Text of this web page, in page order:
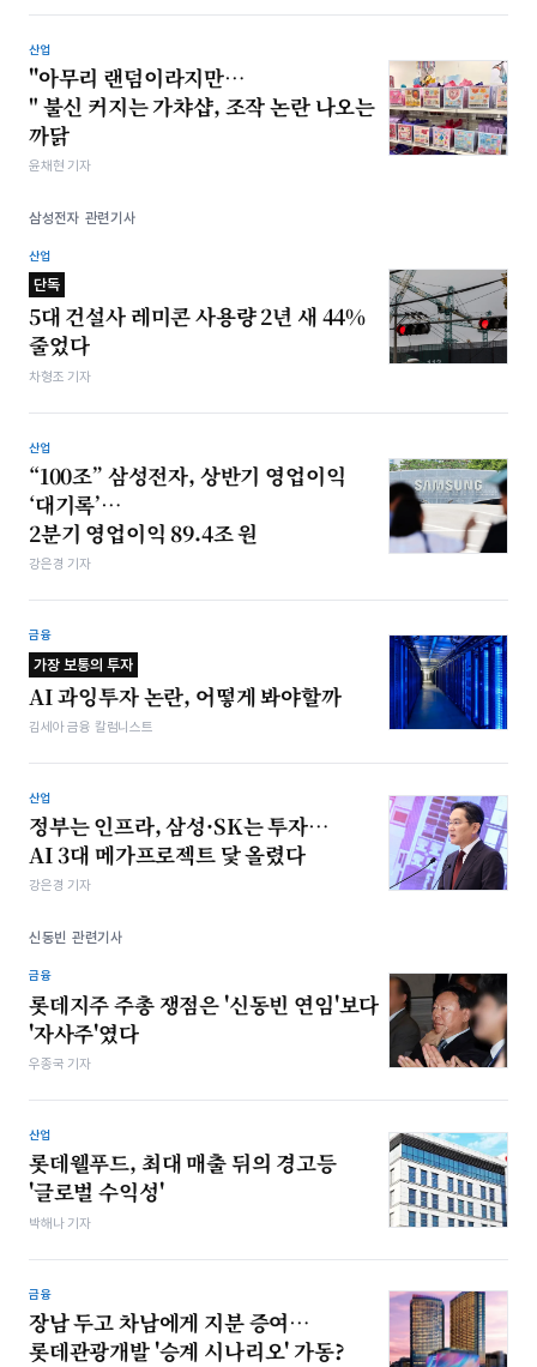
산업
"아무리 랜덤이라지만…
" 불신 커지는 가챠샵, 조작 논란 나오는
까닭
윤채현 기자
삼성전자 관련기사
산업
단독
5대 건설사 레미콘 사용량 2년 새 44%
줄었다
차형조 기자
산업
“100조” 삼성전자, 상반기 영업이익
‘대기록’…
2분기 영업이익 89.4조 원
강은경 기자
금융
가장 보통의 투자
AI 과잉투자 논란, 어떻게 봐야할까
김세아 금융 칼럼니스트
산업
정부는 인프라, 삼성·SK는 투자…
AI 3대 메가프로젝트 닻 올렸다
강은경 기자
신동빈 관련기사
금융
롯데지주 주총 쟁점은 '신동빈 연임'보다
'자사주'였다
우종국 기자
산업
롯데웰푸드, 최대 매출 뒤의 경고등
'글로벌 수익성'
박해나 기자
금융
장남 두고 차남에게 지분 증여…
롯데관광개발 '승계 시나리오' 가동?